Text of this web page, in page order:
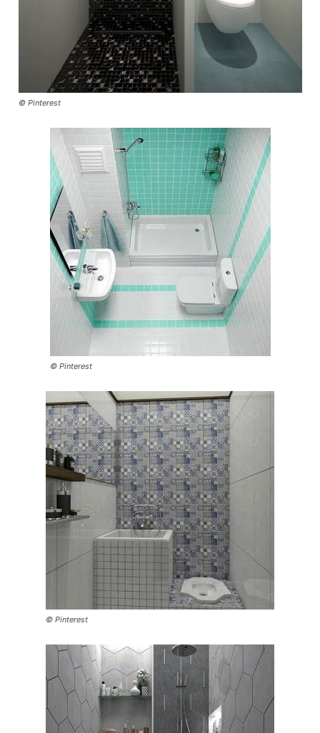
© Pinterest
© Pinterest
© Pinterest